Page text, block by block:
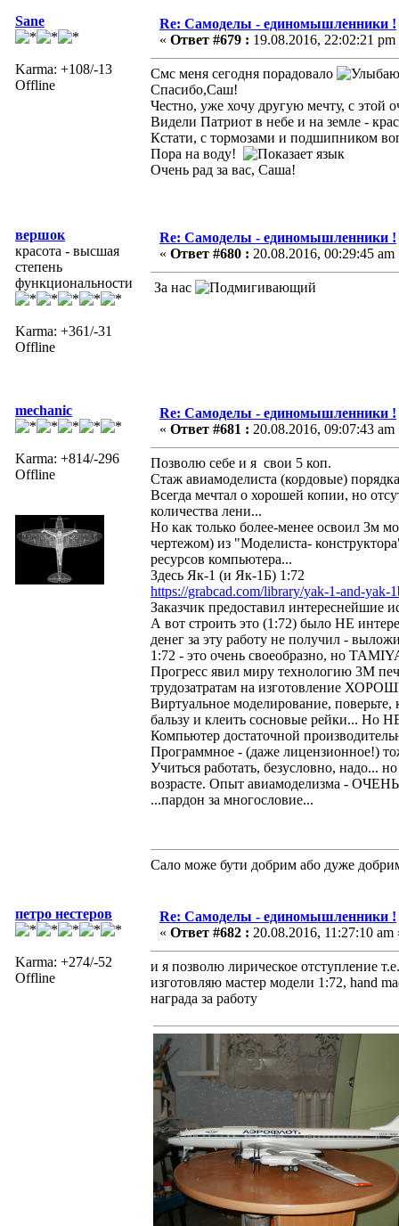
Sane
Karma: +108/-13
Offline
Re: Самоделы - единомышленники !
« Ответ #679 : 19.08.2016, 22:02:21 pm
Смс меня сегодня порадовало
Спасибо,Саш!
Честно, уже хочу другую мечту, с этой
Видели Патриот в небе и на земле -
Кстати, с тормозами и подшипником
Пора на воду!
Очень рад за вас, Саша!
вершок
красота - высшая
степень
функциональности
Karma: +361/-31
Offline
Re: Самоделы - единомышленники !
« Ответ #680 : 20.08.2016, 00:29:45 am
За нас
mechanic
Karma: +814/-296
Offline
Re: Самоделы - единомышленники !
« Ответ #681 : 20.08.2016, 09:07:43 am
Позволю себе и я свои 5 коп.
Стаж авиамоделиста (кордовые)
Всегда мечтал о хорошей копии, но
количества лени...
Но как только более-менее освоил 3м
чертежом) из "Моделиста-
ресурсов компьютера...
Здесь Як-1 (и Як-1Б) 1:72
https://grabcad.com/library/yak-1-and-yak-
Заказчик предоставил интереснейшие
А вот строить это (1:72) было НЕ
денег за эту работу не получил -
1:72 - это очень своеобразно, но
Прогресс явил миру технологию 3М
трудозатратам на изготовление
Виртуальное моделирование,
бальзу и клеить сосновые рейки... Но
Компьютер достаточной
Программное - (даже лицензионное!)
Учиться работать, безусловно,
возрасте. Опыт авиамоделизма - ОЧЕНЬ
...пардон за многословие...
Сало може бути добрим або дуже
петро нестеров
Karma: +274/-52
Offline
Re: Самоделы - единомышленники !
« Ответ #682 : 20.08.2016, 11:27:10 am
и я позволю лирическое отступление
изготовляю мастер модели 1:72, hand
награда за работу